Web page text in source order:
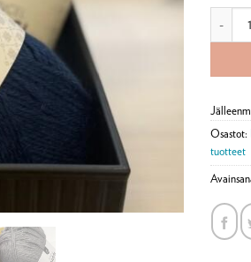
Osastot:
tuotteet